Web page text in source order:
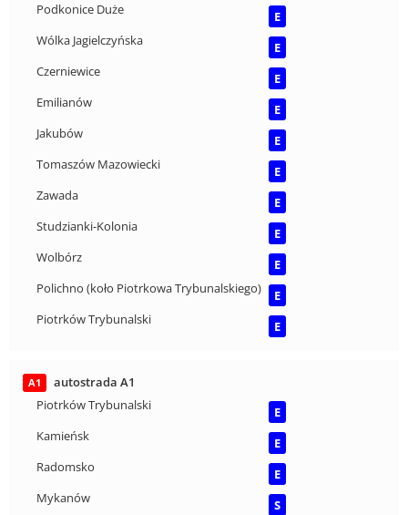
Podkonice Duże
E
Wólka Jagielczyńska
E
Czerniewice
E
Emilianów
E
Jakubów
E
Tomaszów Mazowiecki
E
Zawada
E
Studzianki-Kolonia
E
Wolbórz
E
Polichno (koło Piotrkowa Trybunalskiego)
E
Piotrków Trybunalski
E
A1
autostrada A1
Piotrków Trybunalski
E
Kamieńsk
E
Radomsko
E
Mykanów
S